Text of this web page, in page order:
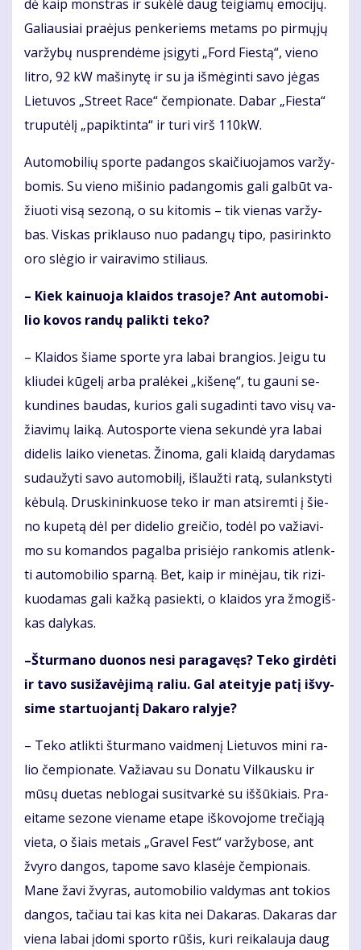
dė kaip monst­ras ir su­kė­lė daug tei­gia­mų emo­ci­jų.
Ga­liau­siai pra­ėjus pen­ke­riems me­tams po pir­mų­jų
var­žy­bų nu­spren­dė­me įsi­gy­ti „Ford Fies­tą“, vie­no
lit­ro, 92 kW ma­ši­ny­tę ir su ja iš­mė­gin­ti sa­vo jė­gas
Lie­tu­vos „Stre­et Ra­ce“ čem­pio­na­te. Da­bar „Fies­ta“
tru­pu­tė­lį „pa­pik­tin­ta“ ir tu­ri virš 110kW.
Au­to­mo­bi­lių spor­te pa­dan­gos skai­čiuo­ja­mos var­žy­
bo­mis. Su vie­no mi­ši­nio pa­dan­go­mis ga­li gal­būt va­
žiuo­ti vi­są se­zo­ną, o su ki­to­mis – tik vie­nas var­žy­
bas. Vis­kas pri­klau­so nuo pa­dan­gų ti­po, pa­si­rink­to
oro slė­gio ir vai­ra­vi­mo sti­liaus.
– Kiek kai­nuo­ja klai­dos tra­so­je? Ant au­to­mo­bi­
lio ko­vos ran­dų pa­lik­ti te­ko?
– Klai­dos šia­me spor­te yra la­bai bran­gios. Jei­gu tu
kliu­dei kū­ge­lį ar­ba pra­lė­kei „ki­še­nę“, tu gau­ni se­
kun­di­nes bau­das, ku­rios ga­li su­ga­din­ti ta­vo vi­sų va­
žia­vi­mų lai­ką. Au­to­spor­te vie­na se­kun­dė yra la­bai
di­de­lis lai­ko vie­ne­tas. Ži­no­ma, ga­li klai­dą da­ry­da­mas
su­dau­žy­ti sa­vo au­to­mo­bi­lį, iš­lauž­ti ra­tą, su­lanks­ty­ti
kė­bu­lą. Drus­ki­nin­kuo­se te­ko ir man at­si­rem­ti į šie­
no ku­pe­tą dėl per di­de­lio grei­čio, to­dėl po va­žia­vi­
mo su ko­man­dos pa­gal­ba pri­si­ė­jo ran­ko­mis at­lenk­
ti au­to­mo­bi­lio spar­ną. Bet, kaip ir mi­nė­jau, tik ri­zi­
kuo­da­mas ga­li kaž­ką pa­siek­ti, o klai­dos yra žmo­giš­
kas da­ly­kas.
–Štur­ma­no duo­nos ne­si pa­ra­ga­vęs? Te­ko gir­dė­ti
ir ta­vo su­si­ža­vė­ji­mą ra­liu. Gal at­ei­ty­je pa­tį iš­vy­
si­me star­tuo­jan­tį Da­ka­ro ra­ly­je?
– Te­ko at­lik­ti štur­ma­no vaid­me­nį Lie­tu­vos mi­ni ra­
lio čem­pio­na­te. Va­žia­vau su Do­na­tu Vil­kaus­ku ir
mū­sų du­e­tas ne­blo­gai su­si­tvar­kė su iš­šū­kiais. Pra­
ei­ta­me se­zo­ne vie­na­me eta­pe iš­ko­vo­jo­me tre­či­ą­ją
vie­ta, o šiais me­tais „Gra­vel Fest“ var­žy­bo­se, ant
žvy­ro dan­gos, ta­po­me sa­vo kla­sė­je čem­pio­nais.
Ma­ne ža­vi žvy­ras, au­to­mo­bi­lio val­dy­mas ant to­kios
dan­gos, ta­čiau tai kas ki­ta nei Da­ka­ras. Da­ka­ras dar
vie­na la­bai įdo­mi spor­to rū­šis, ku­ri rei­ka­lau­ja daug